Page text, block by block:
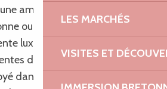
LES MARCHÉS
VISITES ET
ambiance chaleureuse
ou vous offrir une
luxueuse, ces hôtels
des voyageurs les plus
dans ces établissements,